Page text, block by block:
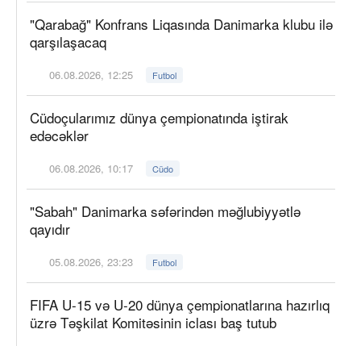
"Qarabağ" Konfrans Liqasında Danimarka klubu ilə
qarşılaşacaq
06.08.2026, 12:25 Futbol
Cüdoçularımız dünya çempionatında iştirak
edəcəklər
06.08.2026, 10:17 Cüdo
"Sabah" Danimarka səfərindən məğlubiyyətlə
qayıdır
05.08.2026, 23:23 Futbol
FIFA U-15 və U-20 dünya çempionatlarına hazırlıq
üzrə Təşkilat Komitəsinin iclası baş tutub